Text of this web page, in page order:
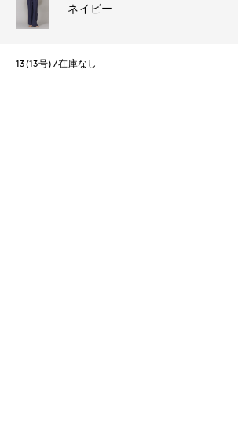
ネイビー
13(13号) 在庫なし